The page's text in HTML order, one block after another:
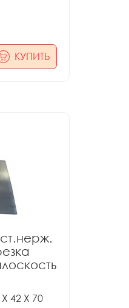
КУПИТЬ
42 X 70